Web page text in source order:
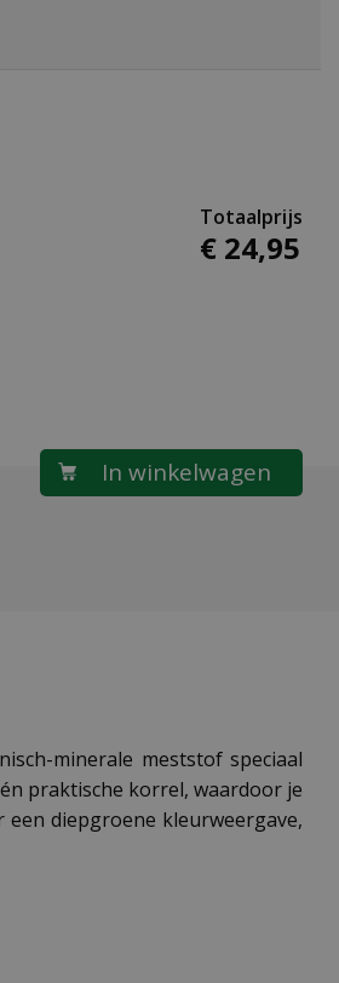
€ 24,95
minerale meststof speciaal
praktische korrel, waardoor je
diepgroene kleurweergave,